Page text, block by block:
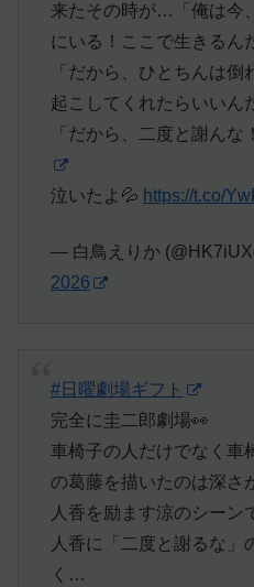
来たその時が…「俺は今
にいる！ここで生きるん
「だから、ひとちんは倒
起こしてくれたらいいん
「だから、二度と謝んな
泣いたよ💦 https://t.co/
— 白鳥えりか
2026
#日曜劇場ギフト
完全に圭二郎劇場👀
車椅子の人だけでなく車
の葛藤を描いたのは深さ
人香を励ます涼のシー
人香に「二度と謝るな」
く…